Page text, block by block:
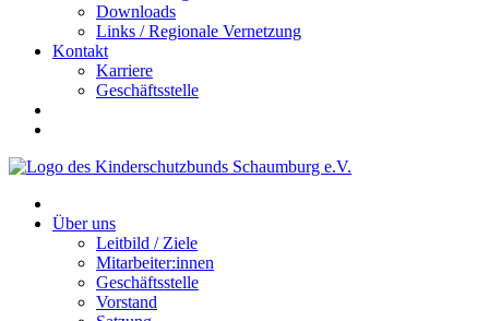
Downloads
Links / Regionale Vernetzung
Kontakt
Karriere
Geschäftsstelle
Über uns
Leitbild / Ziele
Mitarbeiter:innen
Geschäftsstelle
Vorstand